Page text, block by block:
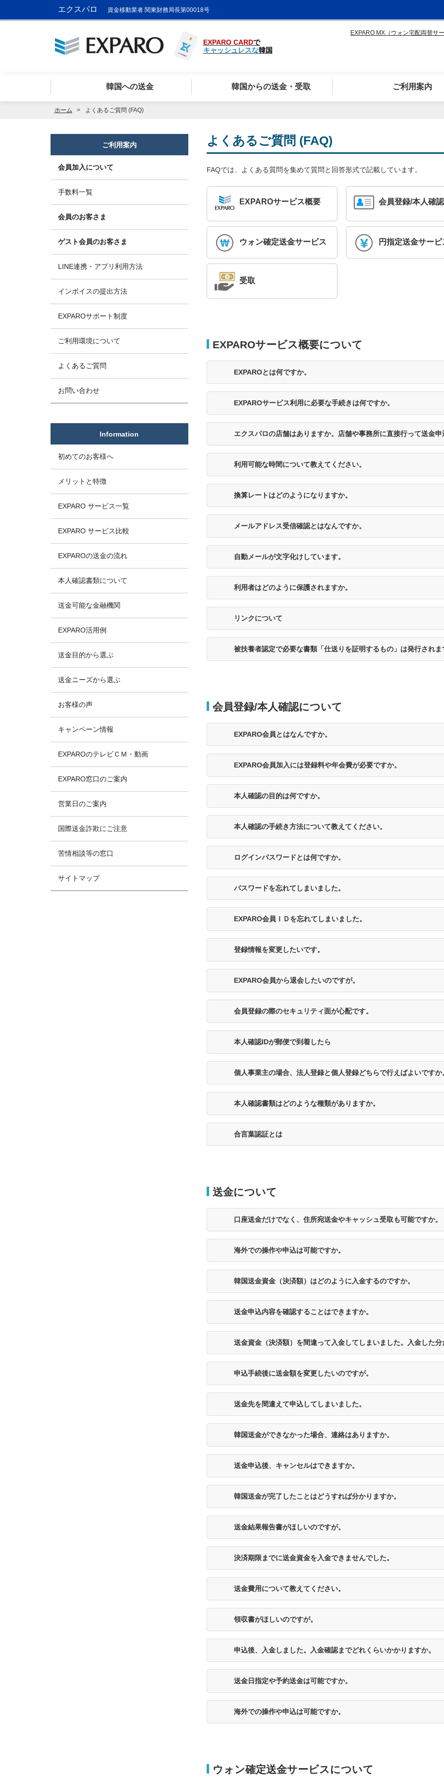
エクスパロ 資金移動業者 関東財務局長第00018号
EXPARO CARDで
キャッシュレスな韓国
EXPARO MX（ウォン宅配両替サ
韓国への送金 韓国からの送金・受取 ご利用案内
ホーム よくあるご質問 (FAQ)
よくあるご質問 (FAQ)
FAQでは、よくある質問を集めて質問と回答形式で記載しています。
EXPAROサービス概要 会員登録/本人確認
ウォン確定送金サービス 円指定送金サービ
受取
EXPAROサービス概要について
EXPAROとは何ですか。
EXPAROサービス利用に必要な手続きは何ですか。
エクスパロの店舗はありますか。店舗や事務所に直接行って送金
利用可能な時間について教えてください。
換算レートはどのようになりますか。
メールアドレス受信確認とはなんですか。
自動メールが文字化けしています。
利用者はどのように保護されますか。
リンクについて
被扶養者認定で必要な書類「仕送りを証明するもの」は発行されま
会員登録/本人確認について
EXPARO会員とはなんですか。
EXPARO会員加入には登録料や年会費が必要ですか。
本人確認の目的は何ですか。
本人確認の手続き方法について教えてください。
ログインパスワードとは何ですか。
パスワードを忘れてしまいました。
EXPARO会員ＩＤを忘れてしまいました。
登録情報を変更したいです。
EXPARO会員から退会したいのですが。
会員登録の際のセキュリティ面が心配です。
本人確認IDが郵便で到着したら
個人事業主の場合、法人登録と個人登録どちらで行えばよいですか
本人確認書類はどのような種類がありますか。
合言葉認証とは
送金について
口座送金だけでなく、住所宛送金やキャッシュ受取も可能ですか。
海外での操作や申込は可能ですか。
韓国送金資金（決済額）はどのように入金するのですか。
送金申込内容を確認することはできますか。
送金資金（決済額）を間違って入金してしまいました。入金した
申込手続後に送金額を変更したいのですが。
送金先を間違えて申込してしまいました。
韓国送金ができなかった場合、連絡はありますか。
送金申込後、キャンセルはできますか。
韓国送金が完了したことはどうすれば分かりますか。
送金結果報告書がほしいのですが。
決済期限までに送金資金を入金できませんでした。
送金費用について教えてください。
領収書がほしいのですが。
申込後、入金しました。入金確認までどれくらいかかりますか。
送金日指定や予約送金は可能ですか。
海外での操作や申込は可能ですか。
ウォン確定送金サービスについて
ご利用案内
会員加入について
手数料一覧
会員のお客さま
ゲスト会員のお客さま
LINE連携・アプリ利用方法
インボイスの提出方法
EXPAROサポート制度
ご利用環境について
よくあるご質問
お問い合わせ
Information
初めてのお客様へ
メリットと特徴
EXPARO サービス一覧
EXPARO サービス比較
EXPAROの送金の流れ
本人確認書類について
送金可能な金融機関
EXPARO活用例
送金目的から選ぶ
送金ニーズから選ぶ
お客様の声
キャンペーン情報
EXPAROのテレビＣＭ・動画
EXPARO窓口のご案内
営業日のご案内
国際送金詐欺にご注意
苦情相談等の窓口
サイトマップ